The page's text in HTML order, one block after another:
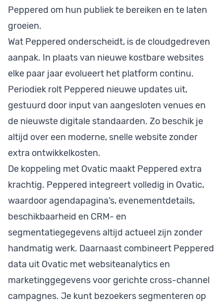
Peppered om hun publiek te bereiken en te laten
groeien.
Wat Peppered onderscheidt, is de cloudgedreven
aanpak. In plaats van nieuwe kostbare websites
elke paar jaar evolueert het platform continu.
Periodiek rolt Peppered nieuwe updates uit,
gestuurd door input van aangesloten venues en
de nieuwste digitale standaarden. Zo beschik je
altijd over een moderne, snelle website zonder
extra ontwikkelkosten.
De koppeling met Ovatic maakt Peppered extra
krachtig. Peppered integreert volledig in Ovatic,
waardoor agendapagina’s, evenementdetails,
beschikbaarheid en CRM- en
segmentatiegegevens altijd actueel zijn zonder
handmatig werk. Daarnaast combineert Peppered
data uit Ovatic met websiteanalytics en
marketinggegevens voor gerichte cross-channel
campagnes. Je kunt bezoekers segmenteren op